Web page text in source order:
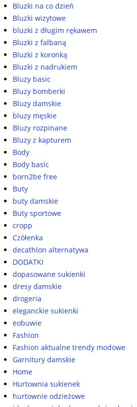
Bluzki na co dzień
Bluzki wizytowe
bluzki z długim rękawem
Bluzki z falbaną
Bluzki z koronką
Bluzki z nadrukiem
Bluzy basic
Bluzy bomberki
Bluzy damskie
bluzy męskie
Bluzy rozpinane
Bluzy z kapturem
Body
Body basic
born2be free
Buty
buty damskie
Buty sportowe
cropp
Czółenka
decathlon alternatywa
DODATKI
dopasowane sukienki
dresy damskie
drogeria
eleganckie sukienki
eobuwie
Fashion
Fashion aktualne trendy modowe
Garnitury damskie
Home
Hurtownia sukienek
hurtownie odzieżowe